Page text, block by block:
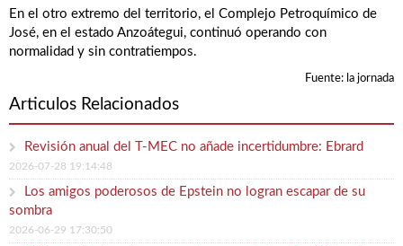
En el otro extremo del territorio, el Complejo Petroquímico de
José, en el estado Anzoátegui, continuó operando con
normalidad y sin contratiempos.
Fuente: la jornada
Articulos Relacionados
Revisión anual del T-MEC no añade incertidumbre: Ebrard
2026-07-28 19:14:48
Los amigos poderosos de Epstein no logran escapar de su
sombra
2026-06-29 17:30:50